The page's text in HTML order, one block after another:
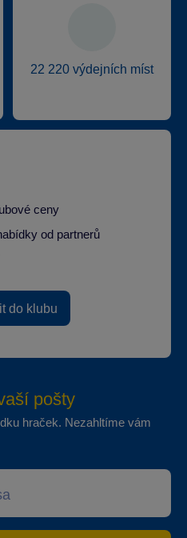
22 220 výdejních míst
ceny
od partnerů
do klubu
pošty
hraček. Nezahltíme vám